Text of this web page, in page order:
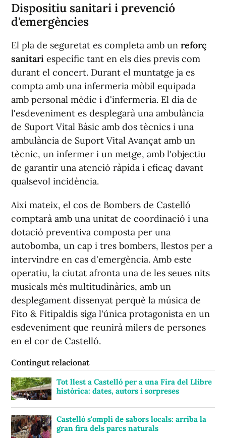
Dispositiu sanitari i prevenció
d'emergències
El pla de seguretat es completa amb un reforç
sanitari específic tant en els dies previs com
durant el concert. Durant el muntatge ja es
compta amb una infermeria mòbil equipada
amb personal mèdic i d'infermeria. El dia de
l'esdeveniment es desplegarà una ambulància
de Suport Vital Bàsic amb dos tècnics i una
ambulància de Suport Vital Avançat amb un
tècnic, un infermer i un metge, amb l'objectiu
de garantir una atenció ràpida i eficaç davant
qualsevol incidència.
Així mateix, el cos de Bombers de Castelló
comptarà amb una unitat de coordinació i una
dotació preventiva composta per una
autobomba, un cap i tres bombers, llestos per a
intervindre en cas d'emergència. Amb este
operatiu, la ciutat afronta una de les seues nits
musicals més multitudinàries, amb un
desplegament dissenyat perquè la música de
Fito & Fitipaldis siga l'única protagonista en un
esdeveniment que reunirà milers de persones
en el cor de Castelló.
Contingut relacionat
Tot llest a Castelló per a una Fira del Llibre
històrica: dates, autors i sorpreses
Castelló s'ompli de sabors locals: arriba la
gran fira dels parcs naturals